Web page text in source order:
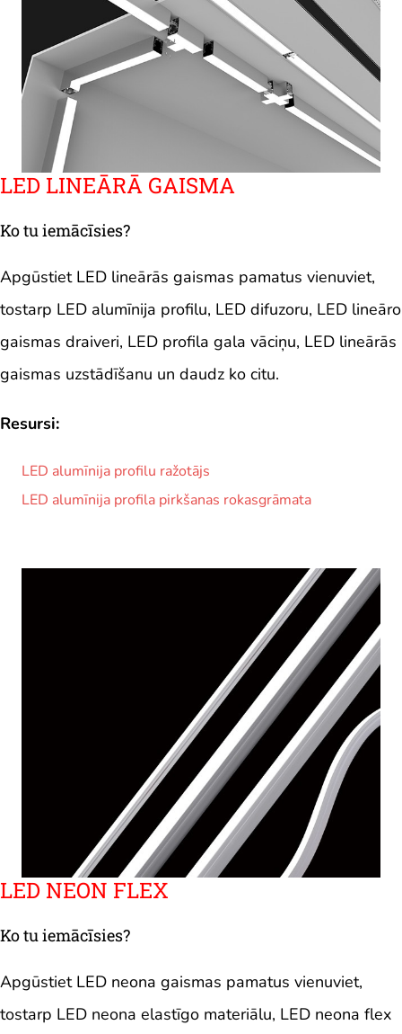
LED LINEĀRĀ GAISMA
Ko tu iemācīsies?
Apgūstiet LED lineārās gaismas pamatus vienuviet,
tostarp LED alumīnija profilu, LED difuzoru, LED lineāro
gaismas draiveri, LED profila gala vāciņu, LED lineārās
gaismas uzstādīšanu un daudz ko citu.
Resursi:
LED alumīnija profilu ražotājs
LED alumīnija profila pirkšanas rokasgrāmata
LED NEON FLEX
Ko tu iemācīsies?
Apgūstiet LED neona gaismas pamatus vienuviet,
tostarp LED neona elastīgo materiālu, LED neona flex